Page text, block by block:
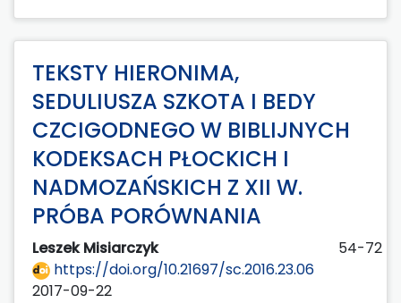
TEKSTY HIERONIMA,
SEDULIUSZA SZKOTA I BEDY
CZCIGODNEGO W BIBLIJNYCH
KODEKSACH PŁOCKICH I
NADMOZAŃSKICH Z XII W.
PRÓBA PORÓWNANIA
Leszek Misiarczyk
54-72
https://doi.org/10.21697/sc.2016.23.06
2017-09-22